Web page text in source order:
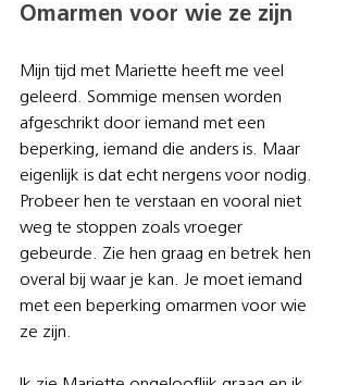
Omarmen voor wie ze zijn
Mijn tijd met Mariette heeft me veel
geleerd. Sommige mensen worden
afgeschrikt door iemand met een
beperking, iemand die anders is. Maar
eigenlijk is dat echt nergens voor nodig.
Probeer hen te verstaan en vooral niet
weg te stoppen zoals vroeger
gebeurde. Zie hen graag en betrek hen
overal bij waar je kan. Je moet iemand
met een beperking omarmen voor wie
ze zijn.